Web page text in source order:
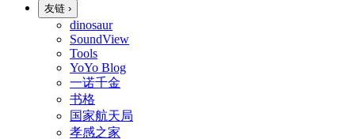
友链 ›
dinosaur
SoundView
Tools
YoYo Blog
一诺千金
书格
国家航天局
孝感之家